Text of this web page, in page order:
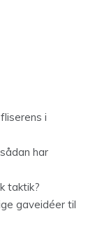
i
har
taktik?
gaveidéer til